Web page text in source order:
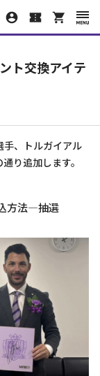
ト交換アイテ
手、トルガイアル
り追加します。
方法―抽選